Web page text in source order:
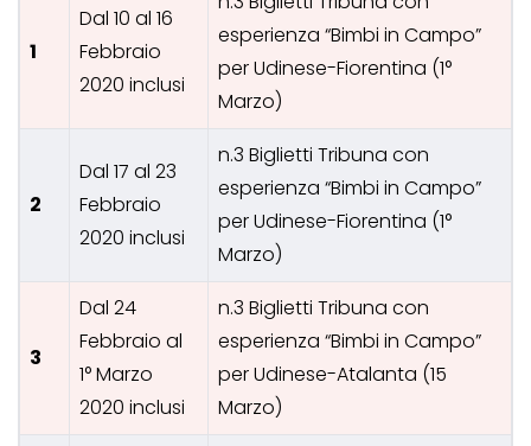
1
Dal 10 al 16
Febbraio
2020 inclusi
esperienza “Bimbi in Campo”
per Udinese-Fiorentina (1°
Marzo)
2
Dal 17 al 23
Febbraio
2020 inclusi
n.3 Biglietti Tribuna con
esperienza “Bimbi in Campo”
per Udinese-Fiorentina (1°
Marzo)
3
Dal 24
Febbraio al
1° Marzo
2020 inclusi
n.3 Biglietti Tribuna con
esperienza “Bimbi in Campo”
per Udinese-Atalanta (15
Marzo)